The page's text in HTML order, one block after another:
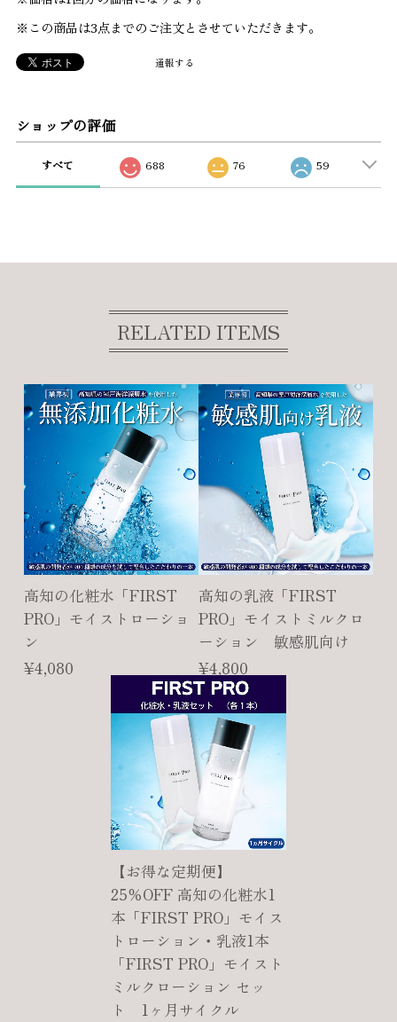
※この商品は3点までのご注文とさせていただきます。
通報する
ショップの評価
すべて 688 76 59
RELATED ITEMS
高知の化粧水「FIRST
PRO」モイストローショ
ン
¥4,080
高知の乳液「FIRST
PRO」モイストミルクロ
ーション 敏感肌向け
¥4,800
【お得な定期便】
25％OFF 高知の化粧水1
本「FIRST PRO」モイス
トローション・乳液1本
「FIRST PRO」モイスト
ミルクローション セッ
ト 1ヶ月サイクル